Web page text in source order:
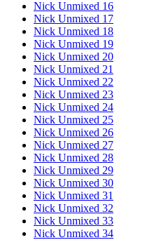
Nick Unmixed 16
Nick Unmixed 17
Nick Unmixed 18
Nick Unmixed 19
Nick Unmixed 20
Nick Unmixed 21
Nick Unmixed 22
Nick Unmixed 23
Nick Unmixed 24
Nick Unmixed 25
Nick Unmixed 26
Nick Unmixed 27
Nick Unmixed 28
Nick Unmixed 29
Nick Unmixed 30
Nick Unmixed 31
Nick Unmixed 32
Nick Unmixed 33
Nick Unmixed 34